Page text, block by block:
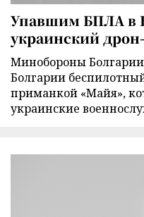
Упавшим БПЛА в
украинский
Минобороны
Болгарии
приманкой «Майя»,
украинские